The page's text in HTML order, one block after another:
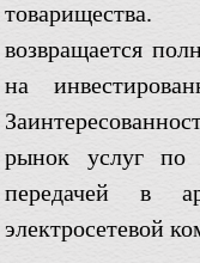
товарищества.
возвращается
на
рынок услуг по
передачей в
электросетевой